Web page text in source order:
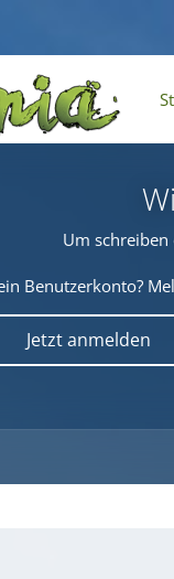
Um
Benutzerkonto?
Jetzt anmelden